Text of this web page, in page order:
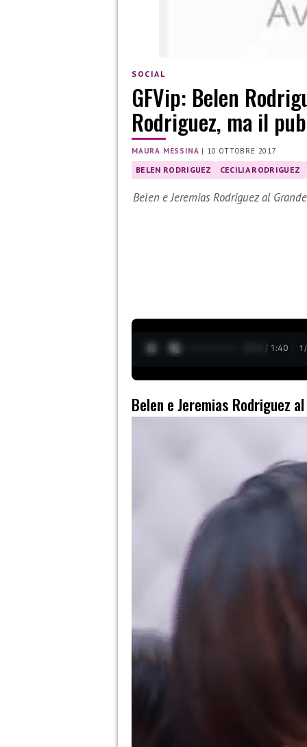
SOCIAL
GFVip: Belen
Rodriguez, ma il
MAURA MESSINA | 10 OTTOBRE 2017
BELEN RODRIGUEZ CECILIA RODRIGUEZ
Belen e Jeremias Rodriguez al
0:13 / 1:40 1 /
Belen e Jeremias Rodriguez